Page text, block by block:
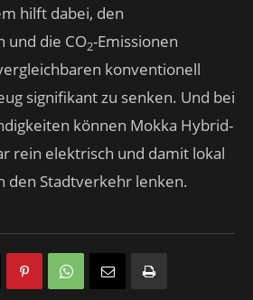
hilft dabei, den
und die CO2-Emissionen
konventionell
signifikant zu senken. Und bei
können Mokka Hybrid-
rein elektrisch und damit lokal
den Stadtverkehr lenken.